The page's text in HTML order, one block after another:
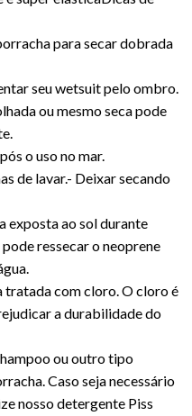
para secar dobrada
seu wetsuit pelo ombro.
ou mesmo seca pode
o uso no mar.
de lavar.- Deixar secando
exposta ao sol durante
ressecar o neoprene
tratada com cloro. O cloro é
a durabilidade do
ou outro tipo
Caso seja necessário
nosso detergente Piss